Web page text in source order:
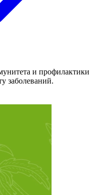
и профилактики
заболеваний.